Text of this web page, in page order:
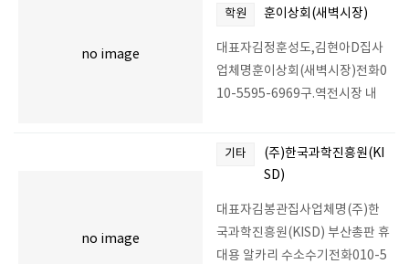
no image
학원 훈이상회(새벽시장)
대표자김정훈성도,김현아D집사
업체명훈이상회(새벽시장)전화0
10-5595-6969구.역전시장 내
no image
기타
(주)한국과학진흥원(KI
SD)
대표자김봉관집사업체명(주)한
국과학진흥원(KISD) 부산총판 휴
대용 알카리 수소수기전화010-5